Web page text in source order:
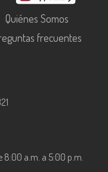
Quiénes Somos
frecuentes
8:00 a.m. a 5:00 p.m.